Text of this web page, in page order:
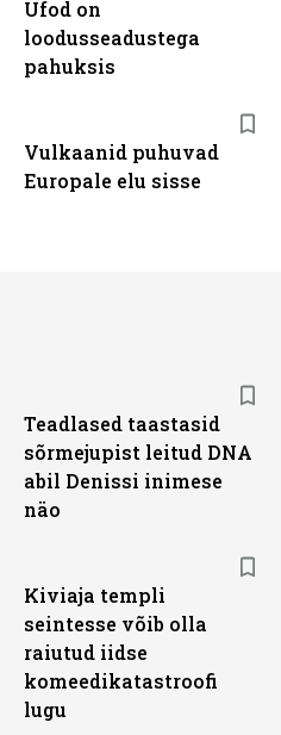
Ufod on
loodusseadustega
pahuksis
Vulkaanid puhuvad
Europale elu sisse
Teadlased taastasid
sõrmejupist leitud DNA
abil Denissi inimese
näo
Kiviaja templi
seintesse võib olla
raiutud iidse
komeedikatastroofi
lugu